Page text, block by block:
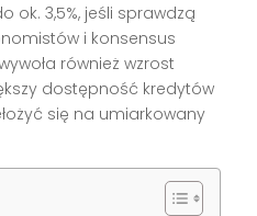
ok. 3,5%, jeśli sprawdzą
i konsensus
również wzrost
dostępność kredytów
się na umiarkowany